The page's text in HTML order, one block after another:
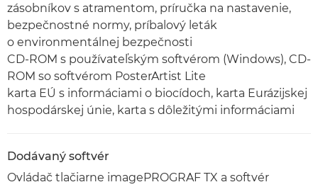
zásobníkov s atramentom, príručka na nastavenie,
bezpečnostné normy, príbalový leták
o environmentálnej bezpečnosti
CD-ROM s používateľským softvérom (Windows), CD-
ROM so softvérom PosterArtist Lite
karta EÚ s informáciami o biocídoch, karta Eurázijskej
hospodárskej únie, karta s dôležitými informáciami
Dodávaný softvér
Ovládač tlačiarne imagePROGRAF TX a softvér